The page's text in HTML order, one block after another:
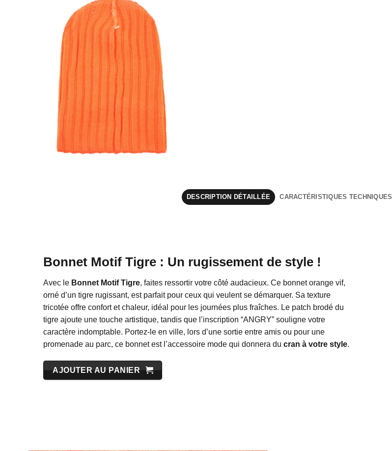
DESCRIPTION DÉTAILLÉE CARACTÉRISTIQUES TECHNIQUES
Bonnet Motif Tigre : Un rugissement de style !
Avec le Bonnet Motif Tigre, faites ressortir votre côté audacieux. Ce bonnet orange vif,
orné d’un tigre rugissant, est parfait pour ceux qui veulent se démarquer. Sa texture
tricotée offre confort et chaleur, idéal pour les journées plus fraîches. Le patch brodé du
tigre ajoute une touche artistique, tandis que l’inscription “ANGRY” souligne votre
caractère indomptable. Portez-le en ville, lors d’une sortie entre amis ou pour une
promenade au parc, ce bonnet est l’accessoire mode qui donnera du cran à votre style.
AJOUTER AU PANIER